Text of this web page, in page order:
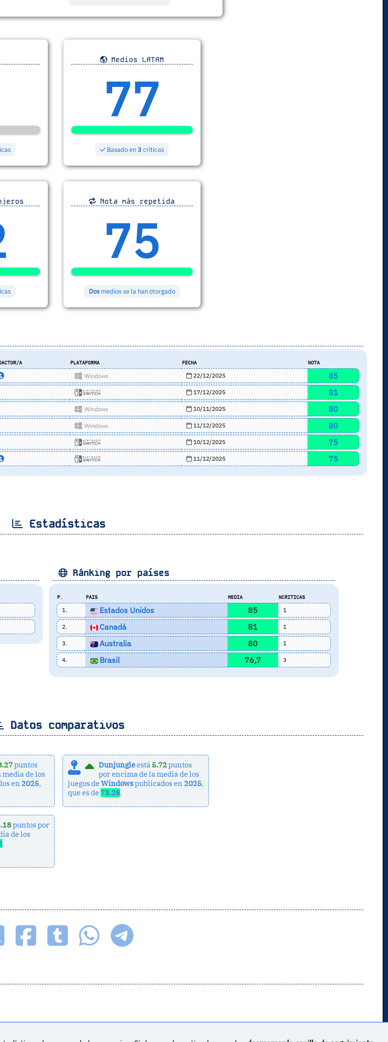
Medios LATAM
77
Basado en3 críticas
Nota más repetida
75
Dosmedios se la han otorgado
A PLATAFORMA FECHA NOTA
22/12/2025
85
17/12/2025
81
10/11/2025
80
11/12/2025
80
10/12/2025
75
11/12/2025 75
Estadísticas
Ránking por países
P. PAIS MEDIA NCRITICAS
1. Estados Unidos 85 1
2. Canadá 81 1
3. Australia 80 1
4. Brasil 76,7 3
Datos comparativos
puntos
de los
en 2025,
Dunjungleestá 5.72puntos
por encima de la media de los
juegos deWindowspublicados en 2025,
que es de 73.28.
puntos por
de los
.